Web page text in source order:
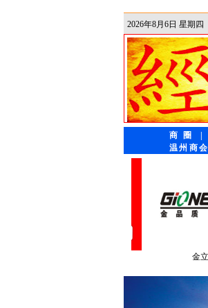
2026年8月6日 星期四
商 圈
温州商会
观澜湖